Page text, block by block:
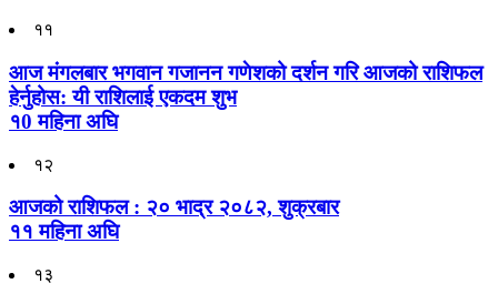
११
आज मंगलबार भगवान गजानन गणेशको दर्शन गरि आजको राशिफल
हेर्नुहोस: यी राशिलाई एकदम शुभ
१0 महिना अघि
१२
आजको राशिफल : २० भाद्र २०८२, शुक्रबार
११ महिना अघि
१३